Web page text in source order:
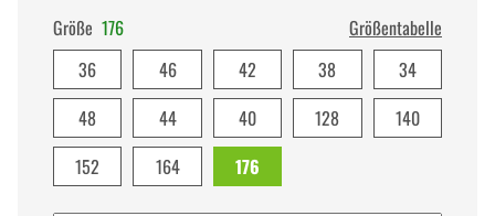
Größe 176
Größentabelle
36
46 42 38
34
48
44 40 128
140
152
164 176